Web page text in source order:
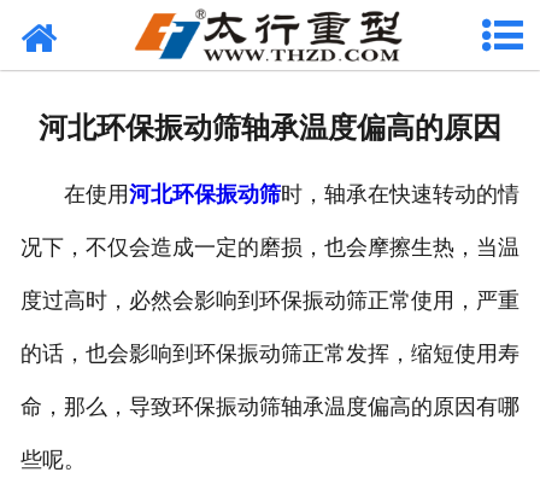
网站首页
联系我们
河北环保振动筛轴承温度偏高的原因
在使用河北环保振动筛时，轴承在快速转动的情
况下，不仅会造成一定的磨损，也会摩擦生热，当温
度过高时，必然会影响到环保振动筛正常使用，严重
的话，也会影响到环保振动筛正常发挥，缩短使用寿
命，那么，导致环保振动筛轴承温度偏高的原因有哪
些呢。